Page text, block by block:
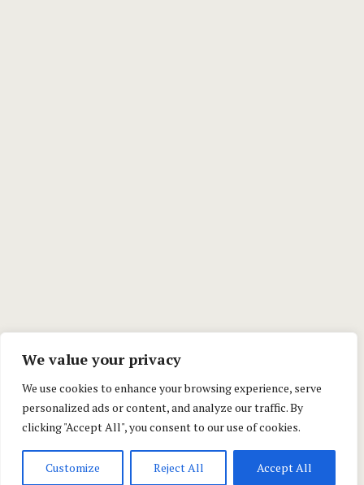
We value your privacy
We use cookies to enhance your browsing experience, serve
personalized ads or content, and analyze our traffic. By
clicking "Accept All", you consent to our use of cookies.
Customize Reject All Accept All